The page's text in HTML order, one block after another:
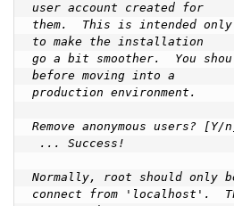
user account created for
them.  This is intended
to make the installation
go a bit smoother.  You
before moving into a
production environment.
Remove anonymous users? [Y/
Normally, root should only
connect from 'localhost'.